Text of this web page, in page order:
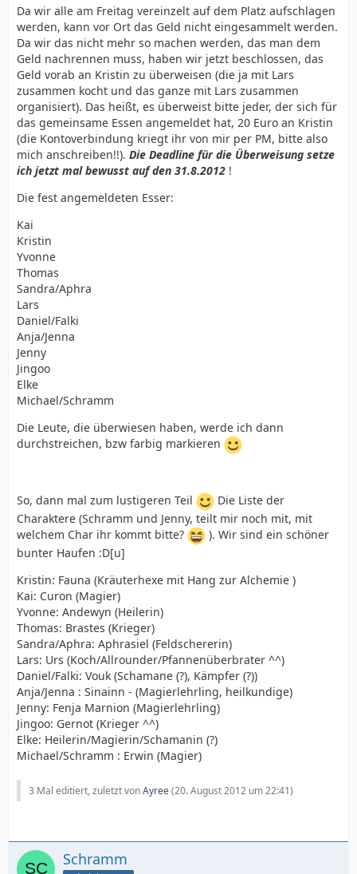
Da wir alle am Freitag vereinzelt auf dem Platz aufschlagen
werden, kann vor Ort das Geld nicht eingesammelt werden.
Da wir das nicht mehr so machen werden, das man dem
Geld nachrennen muss, haben wir jetzt beschlossen, das
Geld vorab an Kristin zu überweisen (die ja mit Lars
zusammen kocht und das ganze mit Lars zusammen
organisiert). Das heißt, es überweist bitte jeder, der sich für
das gemeinsame Essen angemeldet hat, 20 Euro an Kristin
(die Kontoverbindung kriegt ihr von mir per PM, bitte also
mich anschreiben!!). Die Deadline für die Überweisung setze
ich jetzt mal bewusst auf den 31.8.2012 !
Die fest angemeldeten Esser:
Kai
Kristin
Yvonne
Thomas
Sandra/Aphra
Lars
Daniel/Falki
Anja/Jenna
Jenny
Jingoo
Elke
Michael/Schramm
Die Leute, die überwiesen haben, werde ich dann
durchstreichen, bzw farbig markieren
So, dann mal zum lustigeren Teil
Die Liste der
Charaktere (Schramm und Jenny, teilt mir noch mit, mit
welchem Char ihr kommt bitte?
). Wir sind ein schöner
bunter Haufen :D[u]
Kristin: Fauna (Kräuterhexe mit Hang zur Alchemie )
Kai: Curon (Magier)
Yvonne: Andewyn (Heilerin)
Thomas: Brastes (Krieger)
Sandra/Aphra: Aphrasiel (Feldschererin)
Lars: Urs (Koch/Allrounder/Pfannenüberbrater ^^)
Daniel/Falki: Vouk (Schamane (?), Kämpfer (?))
Anja/Jenna : Sinainn - (Magierlehrling, heilkundige)
Jenny: Fenja Marnion (Magierlehrling)
Jingoo: Gernot (Krieger ^^)
Elke: Heilerin/Magierin/Schamanin (?)
Michael/Schramm : Erwin (Magier)
3 Mal editiert, zuletzt vonAyree(20. August 2012 um 22:41)
Schramm